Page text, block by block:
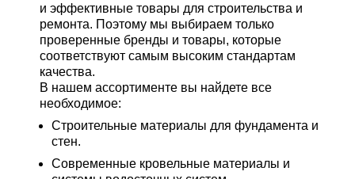
и эффективные товары для строительства и
ремонта. Поэтому мы выбираем только
проверенные бренды и товары, которые
соответствуют самым высоким стандартам
качества.
В нашем ассортименте вы найдете все
необходимое:
Строительные материалы для фундамента и
стен.
Современные кровельные материалы и